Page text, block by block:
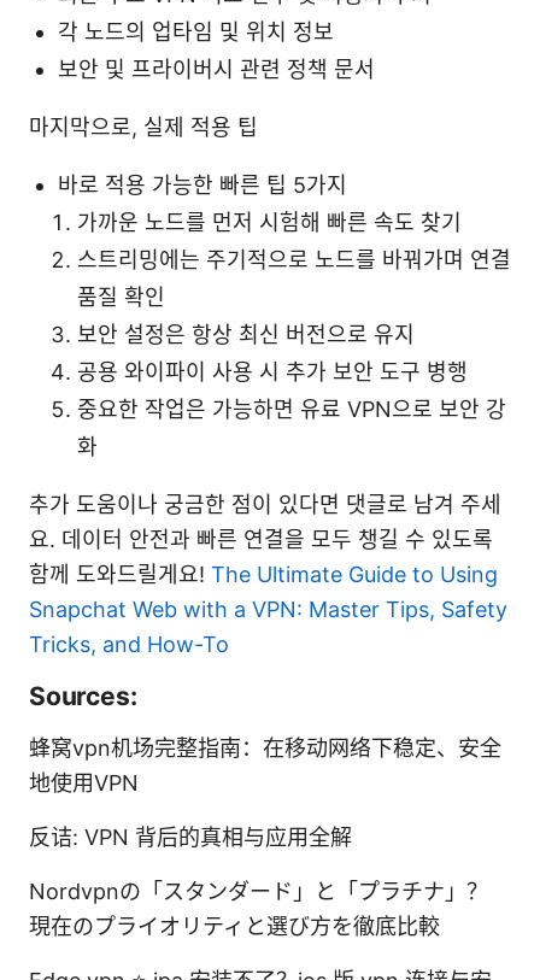
각 노드의 업타임 및 위치 정보
보안 및 프라이버시 관련 정책 문서
마지막으로, 실제 적용 팁
바로 적용 가능한 빠른 팁 5가지
가까운 노드를 먼저 시험해 빠른 속도 찾기
스트리밍에는 주기적으로 노드를 바꿔가며 연결
품질 확인
보안 설정은 항상 최신 버전으로 유지
공용 와이파이 사용 시 추가 보안 도구 병행
중요한 작업은 가능하면 유료 VPN으로 보안 강
화
추가 도움이나 궁금한 점이 있다면 댓글로 남겨 주세
요. 데이터 안전과 빠른 연결을 모두 챙길 수 있도록
함께 도와드릴게요! The Ultimate Guide to Using
Snapchat Web with a VPN: Master Tips, Safety
Tricks, and How-To
Sources:
蜂窝vpn机场完整指南：在移动网络下稳定、安全
地使用VPN
反诘: VPN 背后的真相与应用全解
Nordvpnの「スタンダード」と「プラチナ」？
現在のプライオリティと選び方を徹底比較